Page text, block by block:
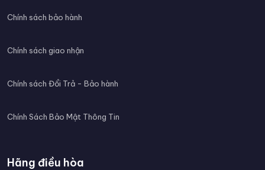
Chính sách bảo hành
Chính sách giao nhận
Chính sách Đổi Trả - Bảo hành
Chính Sách Bảo Mật Thông Tin
Hãng điều hòa